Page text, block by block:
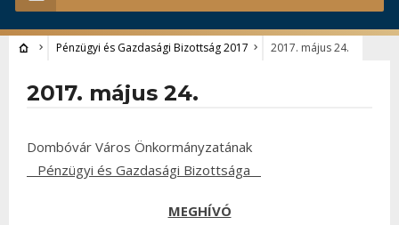
Pénzügyi és Gazdasági Bizottság 2017 2017. május 24.
2017. május 24.
Dombóvár Város Önkormányzatának
Pénzügyi és Gazdasági Bizottsága
MEGHÍVÓ